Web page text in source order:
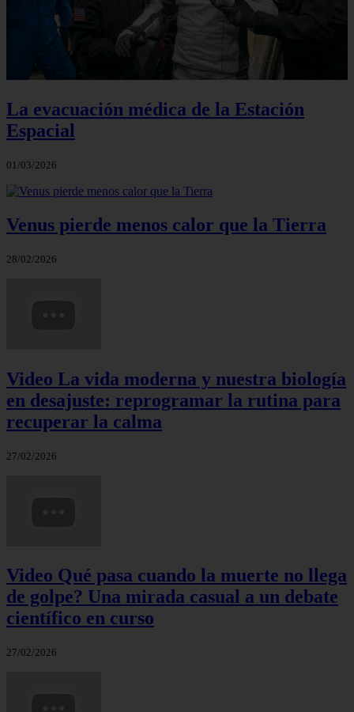
La evacuación médica de la Estación
Espacial
01/03/2026
Venus pierde menos calor que la Tierra
28/02/2026
Video La vida moderna y nuestra biología
en desajuste: reprogramar la rutina para
recuperar la calma
27/02/2026
Video Qué pasa cuando la muerte no llega
de golpe? Una mirada casual a un debate
científico en curso
27/02/2026